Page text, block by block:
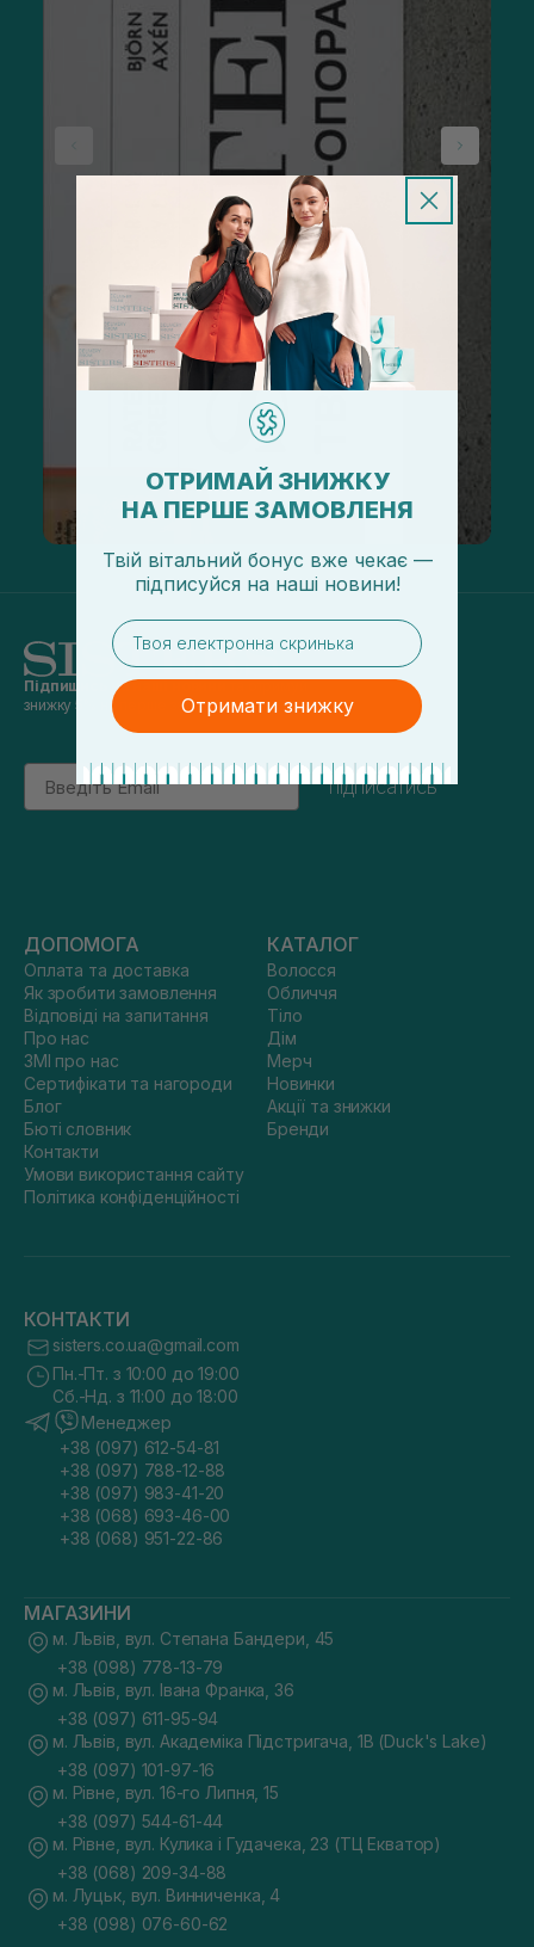
Підпишись на наші новини
знижку 5% на перше замовлення
Email
підписатись
ДОПОМОГА
Оплата та доставка
Як зробити замовлення
Відповіді на запитання
Про нас
ЗМІ про нас
Сертифікати та нагороди
Блог
Бюті словник
Контакти
Умови використання сайту
Політика конфіденційності
КАТАЛОГ
Волосся
Обличчя
Тіло
Дім
Мерч
Новинки
Акції та знижки
Бренди
КОНТАКТИ
sisters.co.ua@gmail.com
Пн.-Пт. з 10:00 до 19:00
Сб.-Нд. з 11:00 до 18:00
Менеджер
+38 (097) 612-54-81
+38 (097) 788-12-88
+38 (097) 983-41-20
+38 (068) 693-46-00
+38 (068) 951-22-86
МАГАЗИНИ
м. Львів, вул. Степана Бандери, 45
+38 (098) 778-13-79
м. Львів, вул. Івана Франка, 36
+38 (097) 611-95-94
м. Львів, вул. Академіка Підстригача, 1В (Duck's Lake)
+38 (097) 101-97-16
м. Рівне, вул. 16-го Липня, 15
+38 (097) 544-61-44
м. Рівне, вул. Кулика і Гудачека, 23 (ТЦ Екватор)
+38 (068) 209-34-88
м. Луцьк, вул. Винниченка, 4
+38 (098) 076-60-62
ОТРИМАЙ ЗНИЖКУ
НА ПЕРШЕ ЗАМОВЛЕНЯ
Твій вітальний бонус вже чекає —
підписуйся на наші новини!
email
Отримати знижку